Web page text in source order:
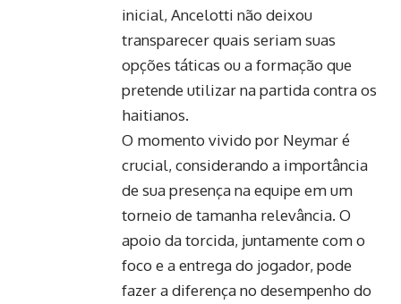
inicial, Ancelotti não deixou
transparecer quais seriam suas
opções táticas ou a formação que
pretende utilizar na partida contra os
haitianos.
O momento vivido por Neymar é
crucial, considerando a importância
de sua presença na equipe em um
torneio de tamanha relevância. O
apoio da torcida, juntamente com o
foco e a entrega do jogador, pode
fazer a diferença no desempenho do